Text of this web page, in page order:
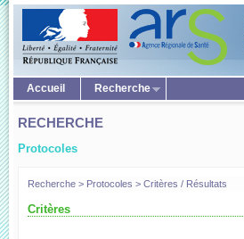
Accueil Recherche
RECHERCHE
Protocoles
Recherche > Protocoles > Critères / Résultats
Critères